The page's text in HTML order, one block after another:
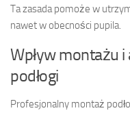
Ta zasada pomoże w
nawet w obecności pupila.
Wpływ montażu
podłogi
Profesjonalny montaż